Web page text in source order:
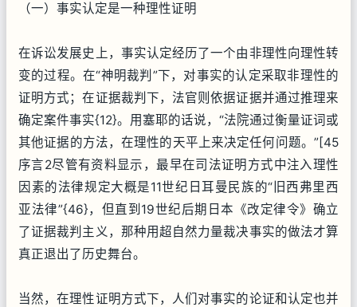
（一）事实认定是一种理性证明
在诉讼发展史上，事实认定经历了一个由非理性向理性转
变的过程。在“神明裁判”下，对事实的认定采取非理性的
证明方式；在证据裁判下，法官则依据证据并通过推理来
确定案件事实{12}。用塞耶的话说，“法院通过衡量证词或
其他证据的方法，在理性的天平上来决定任何问题。”[45
序言2尽管有资料显示，最早在司法证明方式中注入理性
因素的法律规定大概是11世纪日耳曼民族的“旧西弗里西
亚法律”{46}，但直到19世纪后期日本《改定律令》确立
了证据裁判主义，那种用超自然力量裁决事实的做法才算
真正退出了历史舞台。
当然，在理性证明方式下，人们对事实的论证和认定也并